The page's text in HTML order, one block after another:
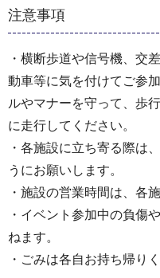
注意事項
・横断歩道や信号機、交
動車等に気を付けてご参
ルやマナーを守って、歩
に走行してください。
・各施設に立ち寄る際は
うにお願いします。
・施設の営業時間は、各
・イベント参加中の負傷
ねます。
・ごみは各自お持ち帰り